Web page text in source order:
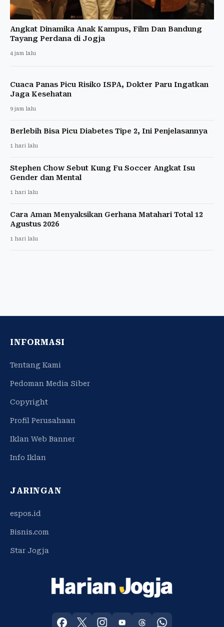
Angkat Dinamika Anak Kampus, Film Dan Bandung
Tayang Perdana di Jogja
4 jam lalu
Cuaca Panas Picu Risiko ISPA, Dokter Paru Ingatkan
Jaga Kesehatan
9 jam lalu
Berlebih Bisa Picu Diabetes Tipe 2, Ini Penjelasannya
1 hari lalu
Stephen Chow Sebut Kung Fu Soccer Angkat Isu
Gender dan Mental
1 hari lalu
Cara Aman Menyaksikan Gerhana Matahari Total 12
Agustus 2026
1 hari lalu
INFORMASI
Tentang Kami
Pedoman Media Siber
Copyright
Profil Perusahaan
Iklan Web Banner
Info Iklan
JARINGAN
espos.id
Bisnis.com
Star Jogja